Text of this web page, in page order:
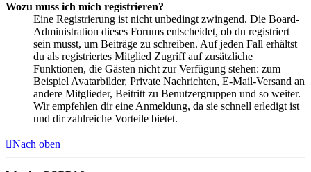
Wozu muss ich mich registrieren?
Eine Registrierung ist nicht unbedingt zwingend. Die Board-
Administration dieses Forums entscheidet, ob du registriert
sein musst, um Beiträge zu schreiben. Auf jeden Fall erhältst
du als registriertes Mitglied Zugriff auf zusätzliche
Funktionen, die Gästen nicht zur Verfügung stehen: zum
Beispiel Avatarbilder, Private Nachrichten, E-Mail-Versand an
andere Mitglieder, Beitritt zu Benutzergruppen und so weiter.
Wir empfehlen dir eine Anmeldung, da sie schnell erledigt ist
und dir zahlreiche Vorteile bietet.
Nach oben